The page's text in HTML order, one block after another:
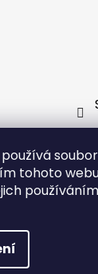
tohoto
skupina
práva